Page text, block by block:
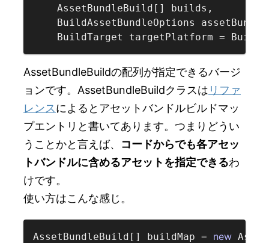
    AssetBundleBuild[] builds,
BuildAssetBundleOptions
AssetBundleBuildの配列が指定できるバージ
ョンです。AssetBundleBuildクラスは リファ
レンスによるとアセットバンドルビルドマッ
プエントリと書いてあります。つまりどうい
うことかと言えば、 コードからでも各アセッ
トバンドルに含めるアセットを指定できるわ
けです。
使い方はこんな感じ。
AssetBundleBuild[] buildMap = new